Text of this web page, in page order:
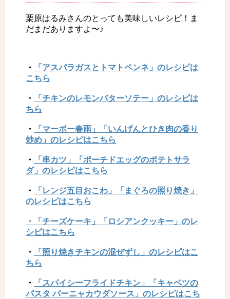
栗原はるみさんのとっても美味しいレシピ！ま
だまだありますよ〜♪
・
「アスパラガスとトマトペンネ」のレシピは
こちら
・
「チキンのレモンバターソテー」のレシピは
ちら
・
「マーボー春雨」「いんげんとひき肉の香り
炒め」のレシピはこちら
・
「串カツ」「ポーチドエッグのポテトサラ
ダ」のレシピはこちら
・
「レンジ五目おこわ」「まぐろの照り焼き」
のレシピはこちら
・「チーズケーキ」「ロシアンクッキー」のレ
シピはこちら
・
「照り焼きチキンの混ぜずし」のレシピはこ
ちら
・
「スパイシーフライドチキン」「キャベツの
パスタ バーニャカウダソース」のレシピはこち